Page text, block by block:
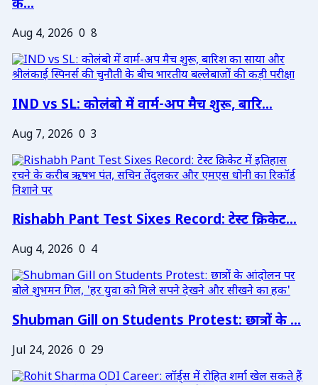
क...
Aug 4, 2026 0 8
IND vs SL: कोलंबो में वार्म-अप मैच शुरू, बारि...
Aug 7, 2026 0 3
Rishabh Pant Test Sixes Record: टेस्ट क्रिकेट...
Aug 4, 2026 0 4
Shubman Gill on Students Protest: छात्रों के ...
Jul 24, 2026 0 29